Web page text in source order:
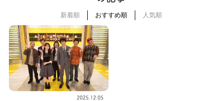
新着順 おすすめ順 人気順
2025.12.05